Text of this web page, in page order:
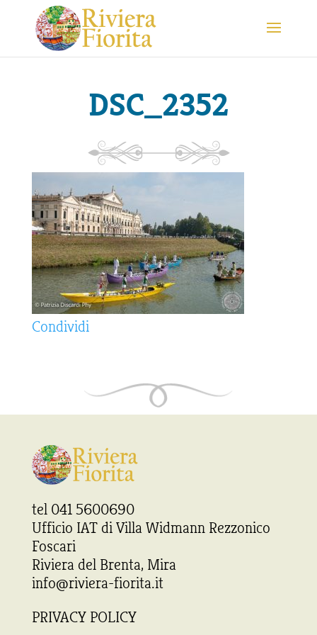
DSC_2352
Condividi
tel 041 5600690
Ufficio IAT di Villa Widmann Rezzonico
Foscari
Riviera del Brenta, Mira
info@riviera-fiorita.it
PRIVACY POLICY